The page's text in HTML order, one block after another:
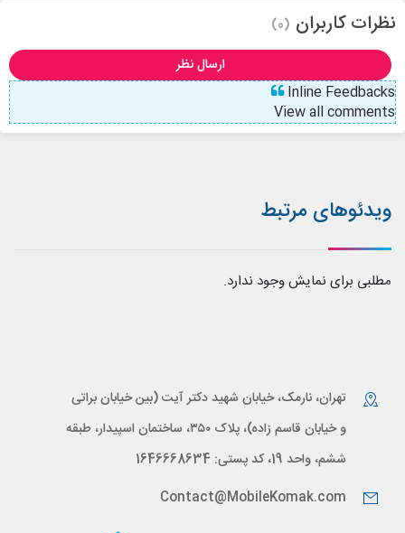
نظرات کاربران (0)
ارسال نظر
Inline Feedbacks
View all comments
ویدئوهای مرتبط
مطلبی برای نمایش وجود ندارد.
تهران، نارمک، خیابان شهید دکتر آیت (بین خیابان براتی
و خیابان قاسم زاده)، پلاک ۳۵۰، ساختمان اسپیدار، طبقه
ششم، واحد 19، کد پستی: 1646668634
Contact@MobileKomak.com